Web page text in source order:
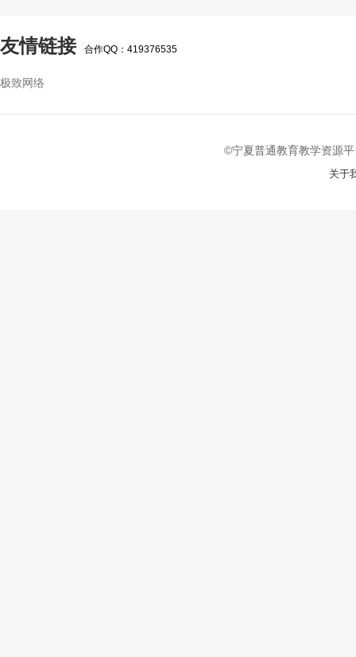
友情链接 合作QQ：419376535
极致网络
©宁夏普通教育教学资源
关于